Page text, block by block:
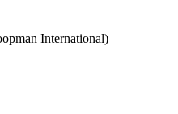
International)